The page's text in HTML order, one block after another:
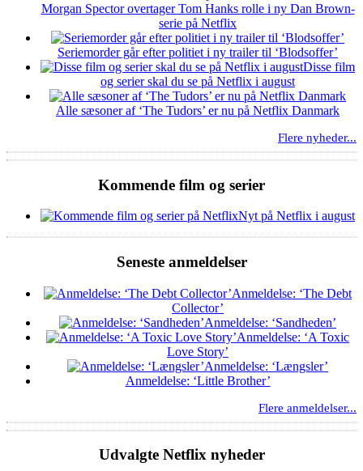
Morgan Spector overtager Tom Hanks rolle i ny Dan Brown-
serie på Netflix
Seriemorder går efter politiet i ny trailer til ‘Blodsoffer’
Disse film
og serier skal du se på Netflix i august
Alle sæsoner af ‘The Tudors’ er nu på Netflix Danmark
Flere nyheder...
Kommende film og serier
Nyt på Netflix i august
Seneste anmeldelser
Anmeldelse: ‘The Debt
Collector’
Anmeldelse: ‘Sandheden’
Anmeldelse: ‘A Toxic
Love Story’
Anmeldelse: ‘Længsler’
Anmeldelse: ‘Little Brother’
Flere anmeldelser...
Udvalgte Netflix nyheder